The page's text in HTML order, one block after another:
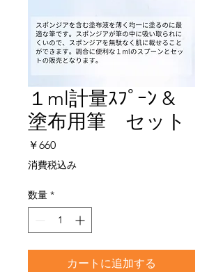
１ml計量ｽﾌﾟｰﾝ &
塗布用筆 セット
￥660価
格
消費税込み
数量 *
カートに追加する